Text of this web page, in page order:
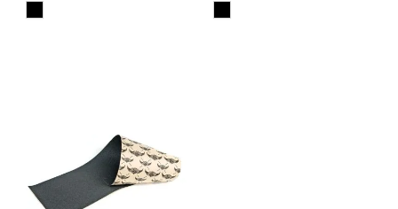
Colour
Black Colour
Black